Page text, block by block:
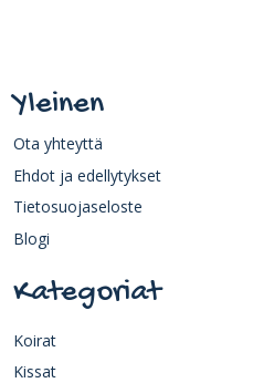
Yleinen
Ota yhteyttä
Ehdot ja edellytykset
Tietosuojaseloste
Blogi
Kategoriat
Koirat
Kissat